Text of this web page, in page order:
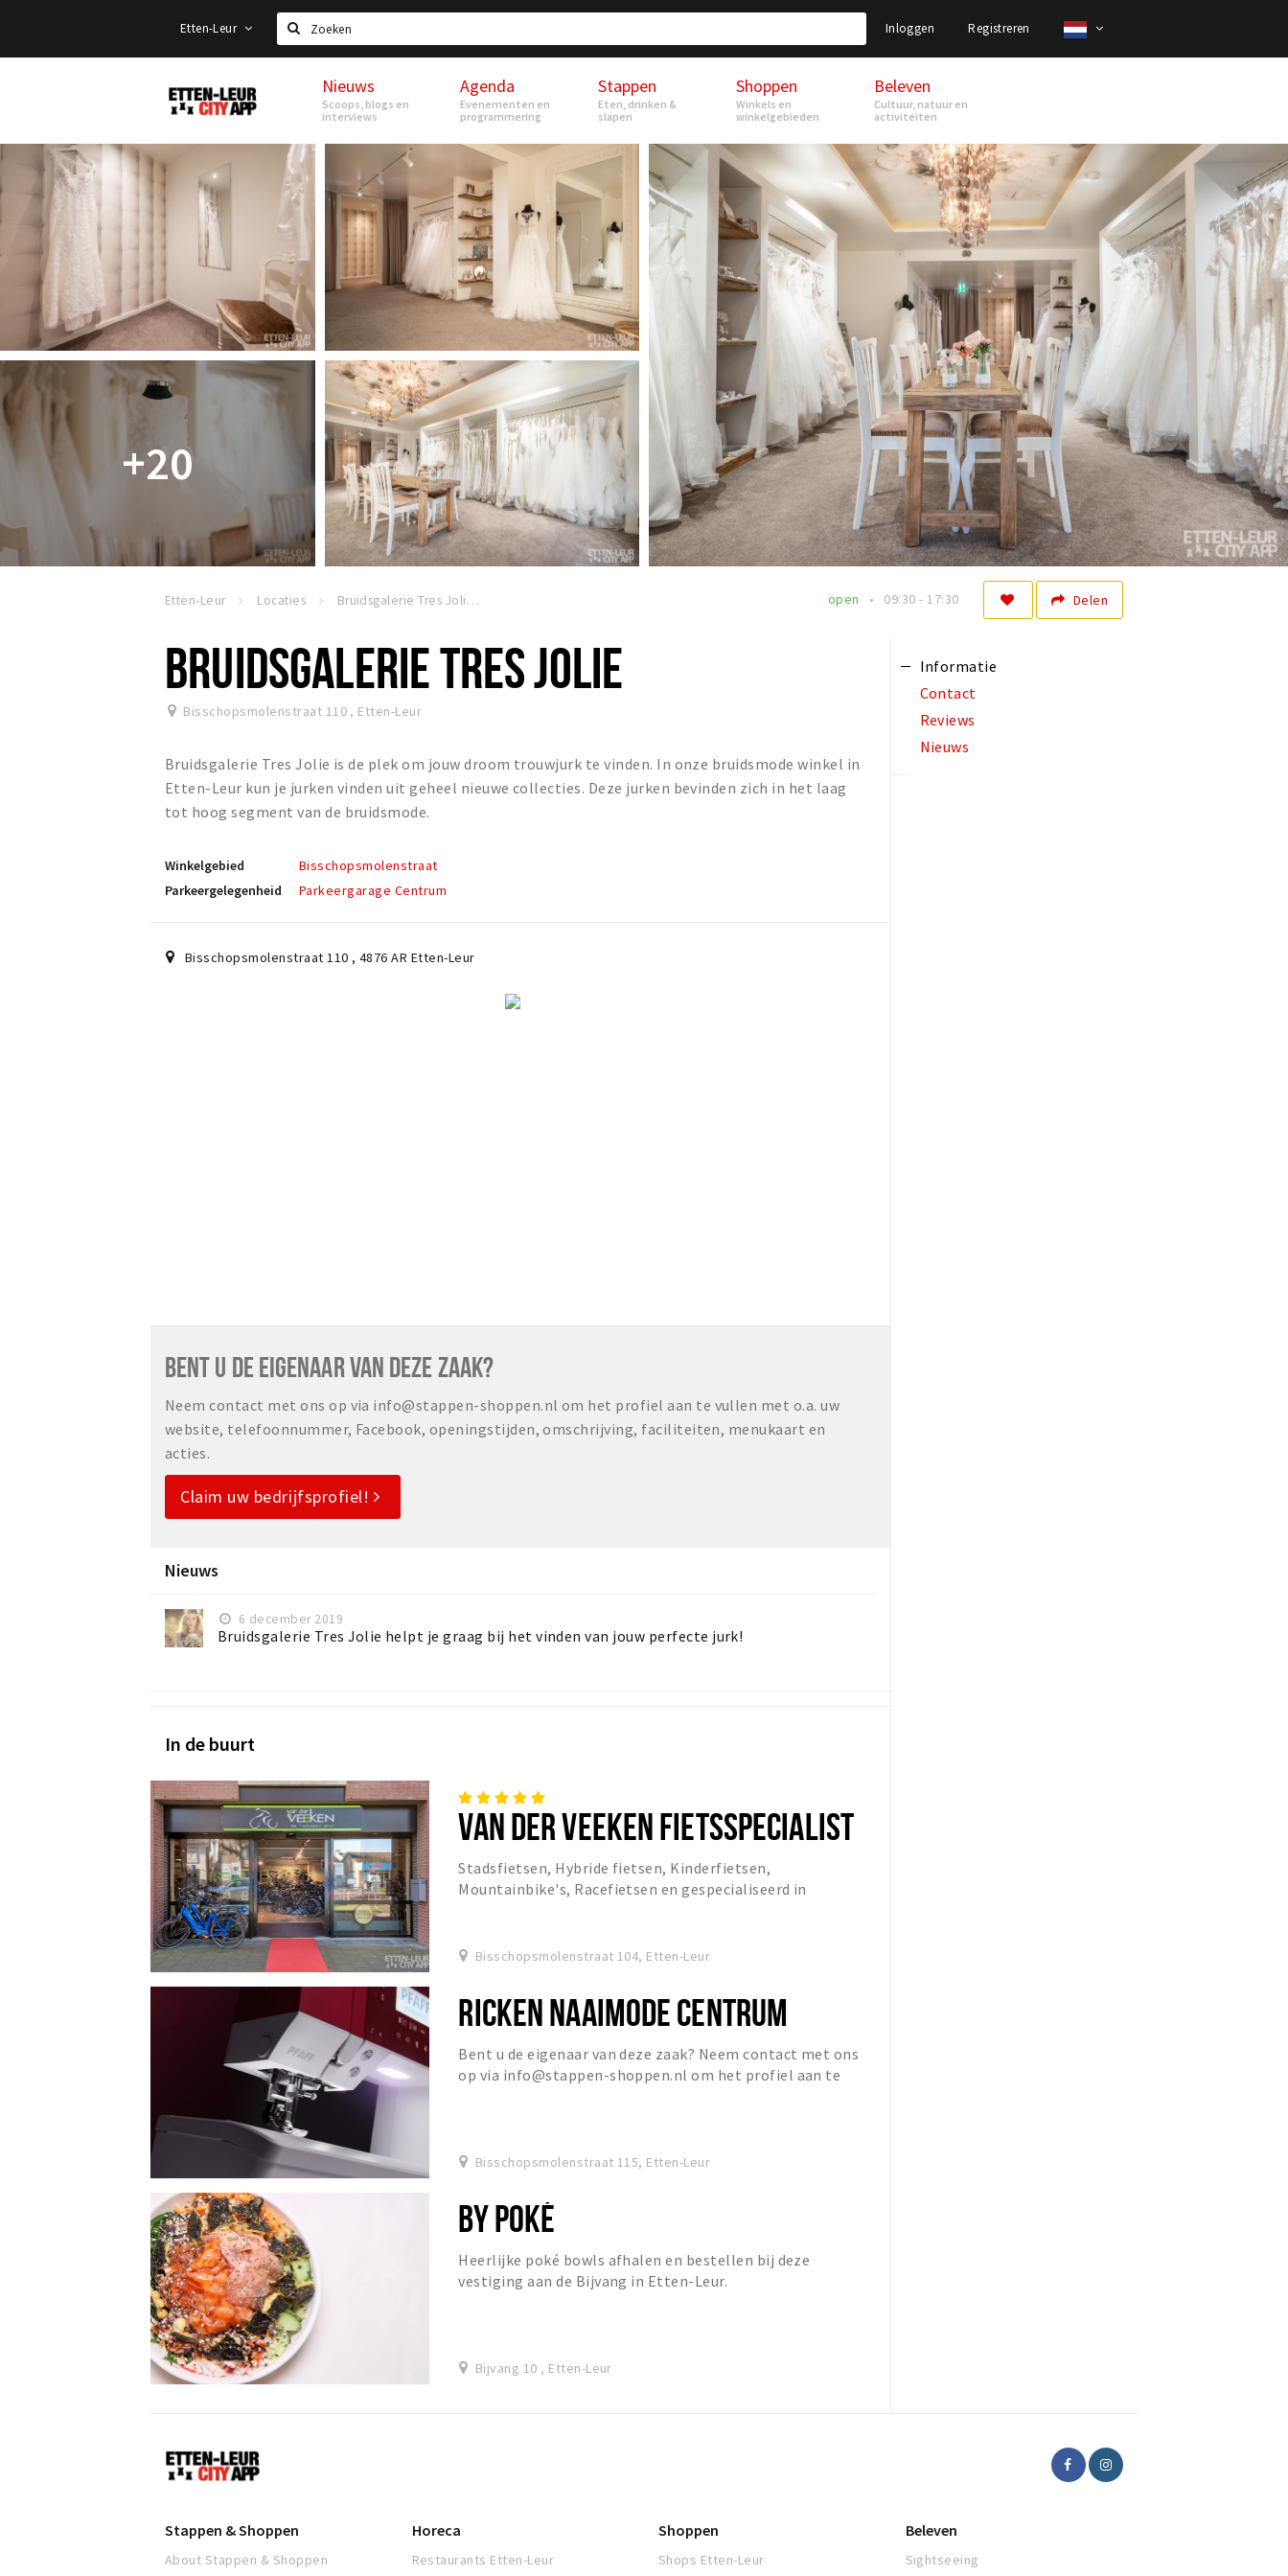
Etten-Leur
Zoeken
Inloggen Registreren
Etten-
Leur
Nieuws
Scoops, blogs en
interviews
Agenda
Evenementen en
programmering
Stappen
Eten, drinken &
slapen
Shoppen
Winkels en
winkelgebieden
Beleven
Cultuur, natuur en
activiteiten
+20
Etten-Leur Locaties Bruidsgalerie Tres Jolie Delen
open 09:30 - 17:30
BRUIDSGALERIE TRES JOLIE
Bisschopsmolenstraat 110 , Etten-Leur
Bruidsgalerie Tres Jolie is de plek om jouw droom trouwjurk te vinden. In onze bruidsmode winkel in
Etten-Leur kun je jurken vinden uit geheel nieuwe collecties. Deze jurken bevinden zich in het laag
tot hoog segment van de bruidsmode.
Winkelgebied
Bisschopsmolenstraat
Parkeergelegenheid
Parkeergarage Centrum
Bisschopsmolenstraat 110 , 4876 AR Etten-Leur
BENT U DE EIGENAAR VAN DEZE ZAAK?
Neem contact met ons op via info@stappen-shoppen.nl om het profiel aan te vullen met o.a. uw
website, telefoonnummer, Facebook, openingstijden, omschrijving, faciliteiten, menukaart en
acties.
Claim uw bedrijfsprofiel!
Nieuws
6 december 2019
Bruidsgalerie Tres Jolie helpt je graag bij het vinden van jouw perfecte jurk!
In de buurt
VAN DER VEEKEN FIETSSPECIALIST
Stadsfietsen, Hybride fietsen, Kinderfietsen,
Mountainbike's, Racefietsen en gespecialiseerd in
Bisschopsmolenstraat 104, Etten-Leur
RICKEN NAAIMODE CENTRUM
Bent u de eigenaar van deze zaak? Neem contact met ons
op via info@stappen-shoppen.nl om het profiel aan te
Bisschopsmolenstraat 115, Etten-Leur
BY POKÉ
Heerlijke poké bowls afhalen en bestellen bij deze
vestiging aan de Bijvang in Etten-Leur.
Bijvang 10 , Etten-Leur
Informatie
Contact
Reviews
Nieuws
Etten-
Leur
Stappen & Shoppen
About Stappen & Shoppen
Horeca
Restaurants Etten-Leur
Shoppen
Shops Etten-Leur
Beleven
Sightseeing